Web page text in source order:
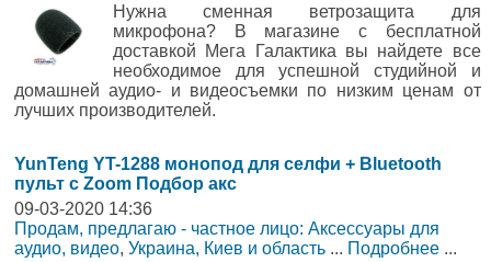
Нужна сменная ветрозащита для
микрофона? В магазине с бесплатной
доставкой Мега Галактика вы найдете все
необходимое для успешной студийной и
домашней аудио- и видеосъемки по низким ценам от
лучших производителей.
YunTeng YT-1288 монопод для селфи + Bluetooth
пульт с Zoom Подбор акс
09-03-2020 14:36
Продам, предлагаю - частное лицо: Аксессуары для
аудио, видео, Украина, Киев и область ... Подробнее ...